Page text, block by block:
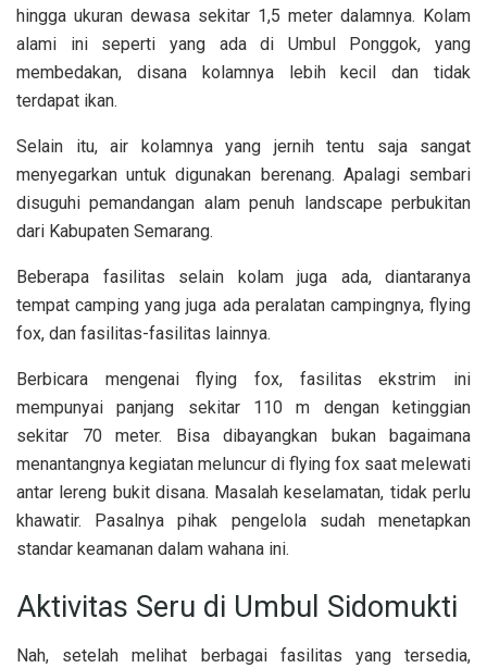
hingga ukuran dewasa sekitar 1,5 meter dalamnya. Kolam
alami ini seperti yang ada di Umbul Ponggok, yang
membedakan, disana kolamnya lebih kecil dan tidak
terdapat ikan.
Selain itu, air kolamnya yang jernih tentu saja sangat
menyegarkan untuk digunakan berenang. Apalagi sembari
disuguhi pemandangan alam penuh landscape perbukitan
dari Kabupaten Semarang.
Beberapa fasilitas selain kolam juga ada, diantaranya
tempat camping yang juga ada peralatan campingnya, flying
fox, dan fasilitas-fasilitas lainnya.
Berbicara mengenai flying fox, fasilitas ekstrim ini
mempunyai panjang sekitar 110 m dengan ketinggian
sekitar 70 meter. Bisa dibayangkan bukan bagaimana
menantangnya kegiatan meluncur di flying fox saat melewati
antar lereng bukit disana. Masalah keselamatan, tidak perlu
khawatir. Pasalnya pihak pengelola sudah menetapkan
standar keamanan dalam wahana ini.
Aktivitas Seru di Umbul Sidomukti
Nah, setelah melihat berbagai fasilitas yang tersedia,